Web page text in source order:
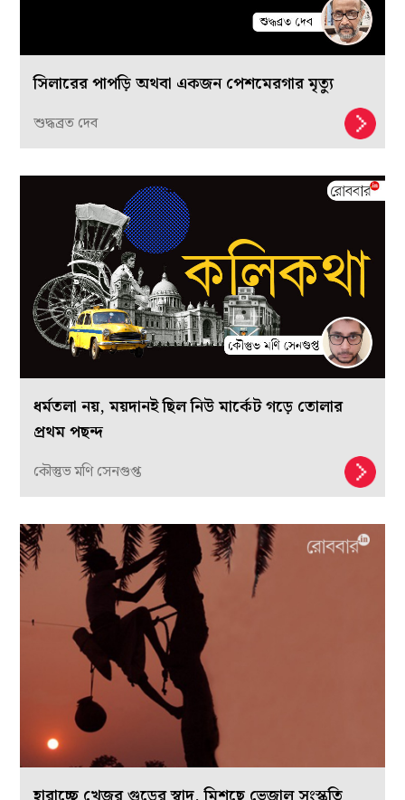
সিলারের পাপড়ি অথবা একজন পেশমেরগার মৃত্যু
শুদ্ধব্রত দেব
ধর্মতলা নয়, ময়দানই ছিল নিউ মার্কেট গড়ে তোলার
প্রথম পছন্দ
কৌস্তুভ মণি সেনগুপ্ত